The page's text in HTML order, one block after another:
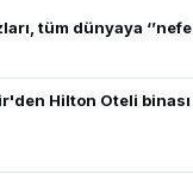
tüm dünyaya
Hilton Oteli binası